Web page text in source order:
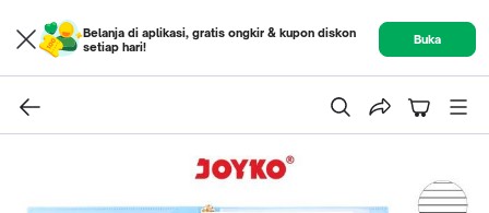
Belanja di aplikasi, gratis ongkir & kupon diskon
setiap hari!
Buka